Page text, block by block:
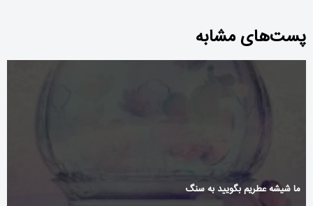
پست‌های مشابه
ما شیشه عطریم بگویید به سنگ